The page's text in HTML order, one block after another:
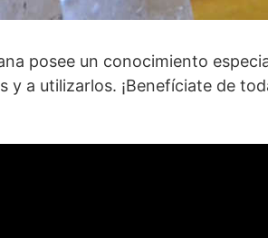
posee un conocimiento
a utilizarlos. ¡Benefíciate de